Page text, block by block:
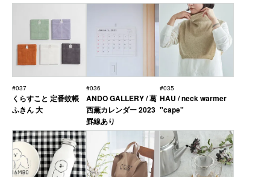
#037
くらすこと 定番蚊帳
ふきん 大
#036
ANDO GALLERY / 葛
西薫カレンダー 2023
罫線あり
#035
HAU / neck warmer
"cape"